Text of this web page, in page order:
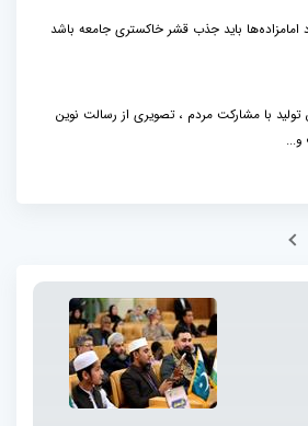
امامزاده‌ها باید جذب قشر خاکستری جامعه باشد
با مشارکت مردم ، تصویری از رسالت نوین
و...